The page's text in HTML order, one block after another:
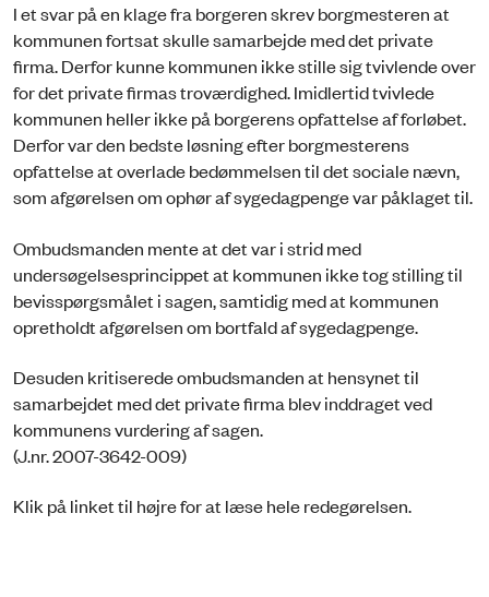
I et svar på en klage fra borgeren skrev borgmesteren at
kommunen fortsat skulle samarbejde med det private
firma. Derfor kunne kommunen ikke stille sig tvivlende over
for det private firmas troværdighed. Imidlertid tvivlede
kommunen heller ikke på borgerens opfattelse af forløbet.
Derfor var den bedste løsning efter borgmesterens
opfattelse at overlade bedømmelsen til det sociale nævn,
som afgørelsen om ophør af sygedagpenge var påklaget til.
Ombudsmanden mente at det var i strid med
undersøgelsesprincippet at kommunen ikke tog stilling til
bevisspørgsmålet i sagen, samtidig med at kommunen
opretholdt afgørelsen om bortfald af sygedagpenge.
Desuden kritiserede ombudsmanden at hensynet til
samarbejdet med det private firma blev inddraget ved
kommunens vurdering af sagen.
(J.nr. 2007-3642-009)
Klik på linket til højre for at læse hele redegørelsen.